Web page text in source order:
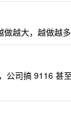
越大，越做越多
公司搞 9116 甚